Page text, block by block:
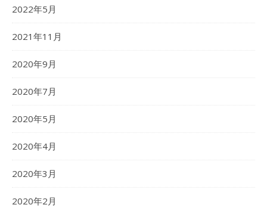
2022年5月
2021年11月
2020年9月
2020年7月
2020年5月
2020年4月
2020年3月
2020年2月